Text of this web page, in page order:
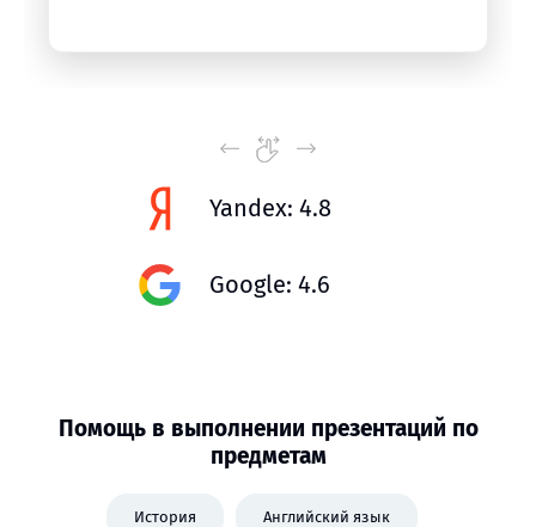
Yandex: 4.8
Google: 4.6
Помощь в выполнении презентаций по
предметам
История Английский язык